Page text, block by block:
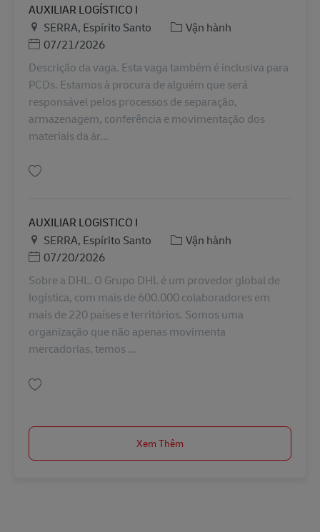
AUXILIAR LOGÍSTICO I
Địa điểm
SERRA, Espírito Santo Danh mục
Vận hành
Posted Date
07/21/2026
Descrição da vaga. Esta vaga também é inclusiva para
PCDs. Estamos à procura de alguém que será
responsável pelos processos de separação,
armazenagem, conferência e movimentação dos
materiais da ár...
AUXILIAR LOGISTICO I
Địa điểm
SERRA, Espírito Santo Danh mục
Vận hành
Posted Date
07/20/2026
Sobre a DHL. O Grupo DHL é um provedor global de
logística, com mais de 600.000 colaboradores em
mais de 220 países e territórios. Somos uma
organização que não apenas movimenta
mercadorias, temos ...
Xem Thêm